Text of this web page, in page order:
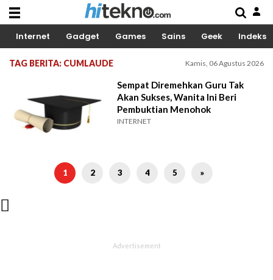
Internet Gadget Games Sains Geek Indeks
TAG BERITA: CUMLAUDE Kamis, 06 Agustus 2026
Sempat Diremehkan Guru Tak
Akan Sukses, Wanita Ini Beri
Pembuktian Menohok
INTERNET
1 2 3 4 5 »
